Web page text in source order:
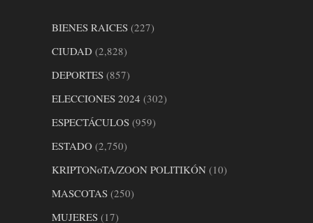
BIENES RAICES (227)
CIUDAD (2,828)
DEPORTES (857)
ELECCIONES 2024 (302)
ESPECTÁCULOS (959)
ESTADO (2,750)
KRIPTONoTA/ZOON POLITIKÓN (10)
MASCOTAS (250)
MUJERES (17)